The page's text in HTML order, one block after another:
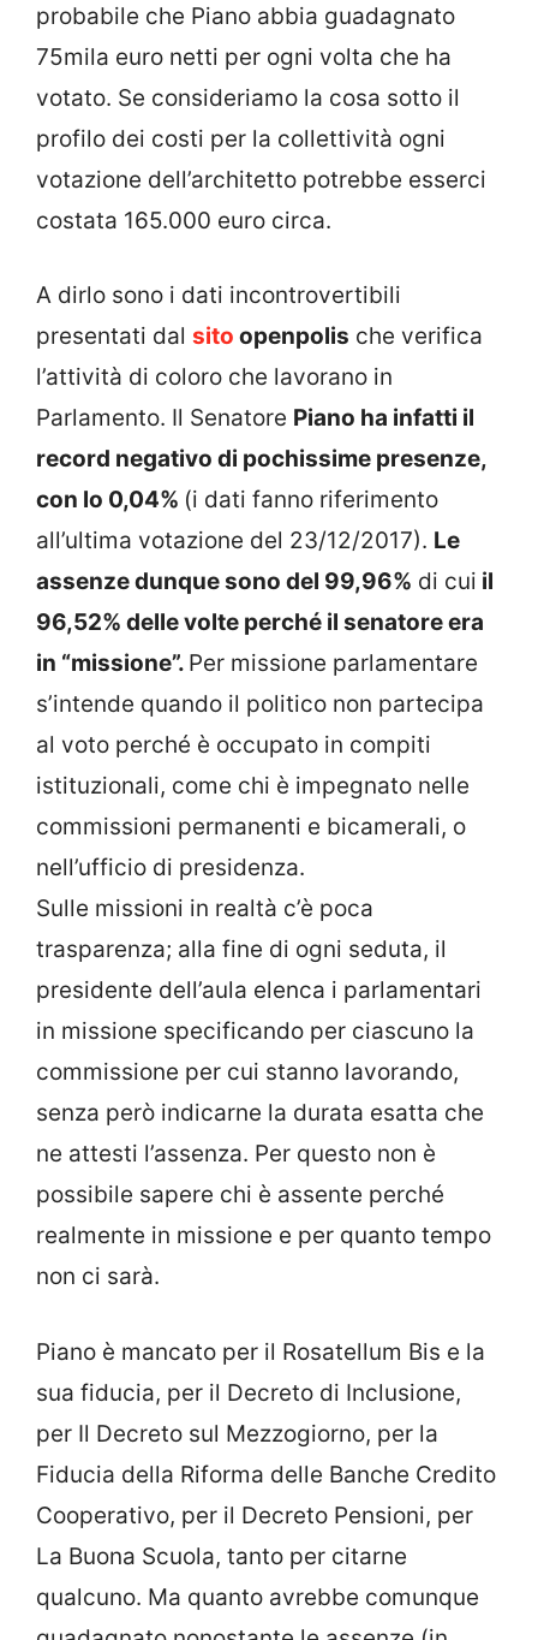
probabile che Piano abbia guadagnato
75mila euro netti per ogni volta che ha
votato. Se consideriamo la cosa sotto il
profilo dei costi per la collettività ogni
votazione dell’architetto potrebbe esserci
costata 165.000 euro circa.
A dirlo sono i dati incontrovertibili
presentati dal sito openpolis che verifica
l’attività di coloro che lavorano in
Parlamento. Il Senatore Piano ha infatti il
record negativo di pochissime presenze,
con lo 0,04% (i dati fanno riferimento
all’ultima votazione del 23/12/2017). Le
assenze dunque sono del 99,96% di cui il
96,52% delle volte perché il senatore era
in “missione”. Per missione parlamentare
s’intende quando il politico non partecipa
al voto perché è occupato in compiti
istituzionali, come chi è impegnato nelle
commissioni permanenti e bicamerali, o
nell’ufficio di presidenza.
Sulle missioni in realtà c’è poca
trasparenza; alla fine di ogni seduta, il
presidente dell’aula elenca i parlamentari
in missione specificando per ciascuno la
commissione per cui stanno lavorando,
senza però indicarne la durata esatta che
ne attesti l’assenza. Per questo non è
possibile sapere chi è assente perché
realmente in missione e per quanto tempo
non ci sarà.
Piano è mancato per il Rosatellum Bis e la
sua fiducia, per il Decreto di Inclusione,
per Il Decreto sul Mezzogiorno, per la
Fiducia della Riforma delle Banche Credito
Cooperativo, per il Decreto Pensioni, per
La Buona Scuola, tanto per citarne
qualcuno. Ma quanto avrebbe comunque